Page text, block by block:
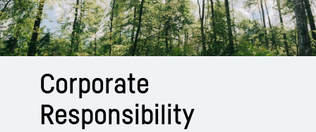
Corporate
Responsibility